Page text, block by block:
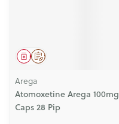
Sur prescription
Médicament
Arega
Atomoxetine Arega 100mg
Caps 28 Pip